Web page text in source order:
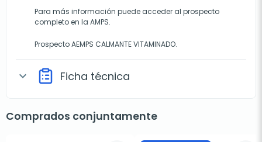
Para más información puede acceder al prospecto
completo en la AMPS.
Prospecto AEMPS CALMANTE VITAMINADO.
expand_more Ficha técnica
Comprados conjuntamente